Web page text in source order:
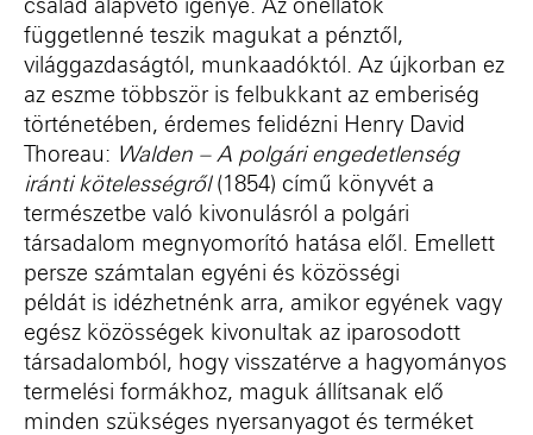
család alapvető igénye. Az önellátók
függetlenné teszik magukat a pénztől,
világgazdaságtól, munkaadóktól. Az újkorban ez
az eszme többször is felbukkant az emberiség
történetében, érdemes felidézni Henry David
Thoreau: Walden –A polgári engedetlenség
iránti kötelességről(1854) című könyvét a
természetbe való kivonulásról a polgári
társadalom megnyomorító hatása elől
Emellett
persze számtalan egyéni és közösségi
példát is idézhetnénk arra, amikor egyének vagy
egész közösségek kivonultak az iparosodott
társadalomból, hogy visszatérve a hagyományos
termelési formákhoz, maguk állítsanak elő
minden szükséges nyersanyagot és terméket